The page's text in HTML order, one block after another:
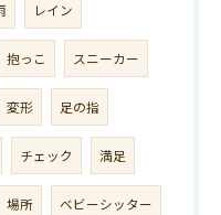
レイン
抱っこ スニーカー
変形 足の指
チェック 満足
場所 ベビーシッター